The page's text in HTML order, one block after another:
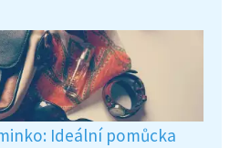
Ideální pomůcka